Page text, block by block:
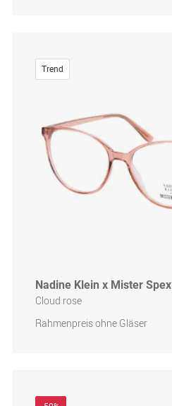
Trend
Nadine Klein x Mister Spex
Cloud rose
Rahmenpreis ohne Gläser